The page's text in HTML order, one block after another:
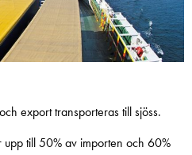
export transporteras till sjöss.
upp till 50% av importen och 60%